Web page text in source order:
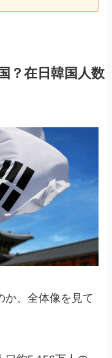
？在日韓国人数
か、全体像を見て